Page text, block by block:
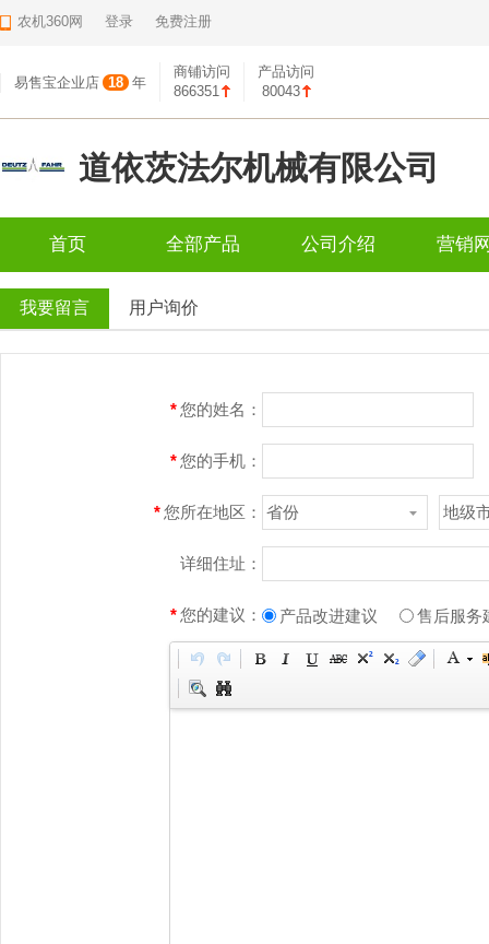
农机360网 登录 免费注册
易售宝企业店 18 年
商铺访问
866351
产品访问
80043
道依茨法尔机械有限公司
首页 全部产品 公司介绍 营销
我要留言 用户询价
*您的姓名：
*您的手机：
*您所在地区： 省份 地级
详细住址：
*您的建议： 产品改进建议 售后服务